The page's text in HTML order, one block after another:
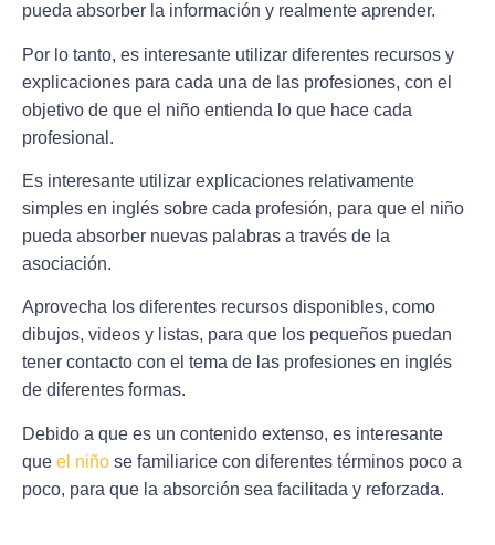
pueda absorber la información y realmente aprender.
Por lo tanto, es interesante utilizar diferentes recursos y
explicaciones para cada una de las profesiones, con el
objetivo de que el niño entienda lo que hace cada
profesional.
Es interesante utilizar explicaciones relativamente
simples en inglés sobre cada profesión, para que el niño
pueda absorber nuevas palabras a través de la
asociación.
Aprovecha los diferentes recursos disponibles, como
dibujos, videos y listas, para que los pequeños puedan
tener contacto con el tema de las profesiones en inglés
de diferentes formas.
Debido a que es un contenido extenso, es interesante
que el niño se familiarice con diferentes términos poco a
poco, para que la absorción sea facilitada y reforzada.